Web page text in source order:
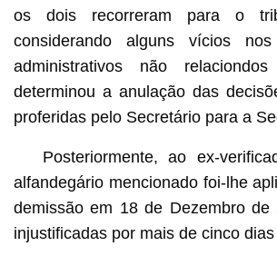
os dois recorreram para o
considerando alguns vícios nos
administrativos não
determinou a anulação das
proferidas pelo Secretário para a
Posteriormente, ao ex-
alfandegário mencionado foi-lhe
demissão em 18 de Dezembro de
injustificadas por mais de cinco